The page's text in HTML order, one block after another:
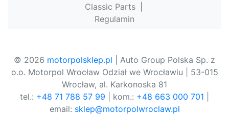
Classic Parts
Regulamin
© 2026 motorpolsklep.pl | Auto Group Polska Sp. z
o.o. Motorpol Wrocław Odział we Wrocławiu | 53-015
Wrocław, al. Karkonoska 81
tel.: +48 71 788 57 99 | kom.: +48 663 000 701
email: sklep@motorpolwroclaw.pl